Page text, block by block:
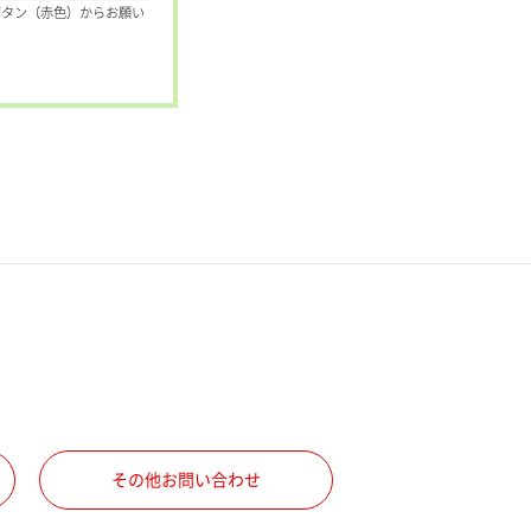
ン（赤色）からお願い
その他お問い合わせ